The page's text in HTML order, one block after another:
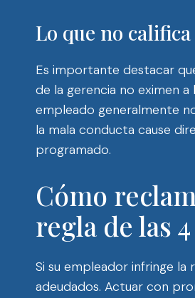
Lo que no
Es importante destacar
de la gerencia no eximen
empleado generalmente
la mala conducta cause
programado.
Cómo
regla de las
Si su empleador infringe la
adeudados. Actuar con